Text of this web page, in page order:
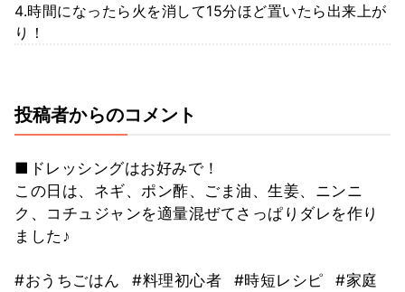
4.時間になったら火を消して15分ほど置いたら出来上が
り！
投稿者からのコメント
■ドレッシングはお好みで！
この日は、ネギ、ポン酢、ごま油、生姜、ニンニ
ク、コチュジャンを適量混ぜてさっぱりダレを作り
ました♪
#おうちごはん #料理初心者 #時短レシピ
#家庭